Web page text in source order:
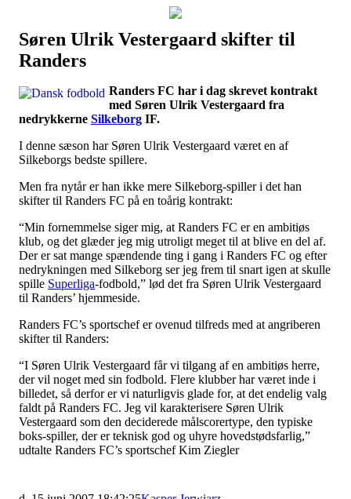
Наши партнеры
Søren Ulrik Vestergaard skifter til
Randers
Randers FC har i dag skrevet kontrakt
med Søren Ulrik Vestergaard fra
nedrykkerne Silkeborg IF.
I denne sæson har Søren Ulrik Vestergaard været en af
Silkeborgs bedste spillere.
Men fra nytår er han ikke mere Silkeborg-spiller i det han
skifter til Randers FC på en toårig kontrakt:
“Min fornemmelse siger mig, at Randers FC er en ambitiøs
klub, og det glæder jeg mig utroligt meget til at blive en del af.
Der er sat mange spændende ting i gang i Randers FC og efter
nedrykningen med Silkeborg ser jeg frem til snart igen at skulle
spille Superliga-fodbold,” lød det fra Søren Ulrik Vestergaard
til Randers’ hjemmeside.
Randers FC’s sportschef er ovenud tilfreds med at angriberen
skifter til Randers:
“I Søren Ulrik Vestergaard får vi tilgang af en ambitiøs herre,
der vil noget med sin fodbold. Flere klubber har været inde i
billedet, så derfor er vi naturligvis glade for, at det endelig valg
faldt på Randers FC. Jeg vil karakterisere Søren Ulrik
Vestergaard som den deciderede målscorertype, den typiske
boks-spiller, der er teknisk god og uhyre hovedstødsfarlig,”
udtalte Randers FC’s sportschef Kim Ziegler